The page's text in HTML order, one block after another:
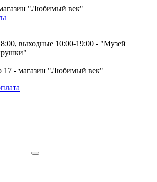
"Любимый век"
выходные 10:00-19:00 - "Музей
17 - магазин "Любимый век"